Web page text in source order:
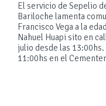
El servicio de Sepelio
Bariloche lamenta
Francisco Vega a la
Nahuel Huapi sito en
julio desde las
11:00hs en el